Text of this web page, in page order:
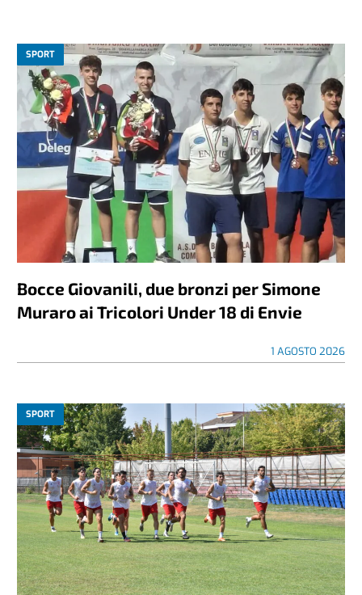
SPORT
Bocce Giovanili, due bronzi per Simone
Muraro ai Tricolori Under 18 di Envie
1 AGOSTO 2026
SPORT